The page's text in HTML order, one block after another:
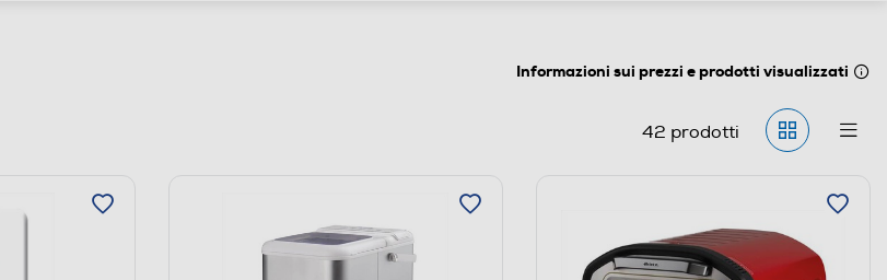
Informazioni sui prezzi e prodotti visualizzati
42 prodotti